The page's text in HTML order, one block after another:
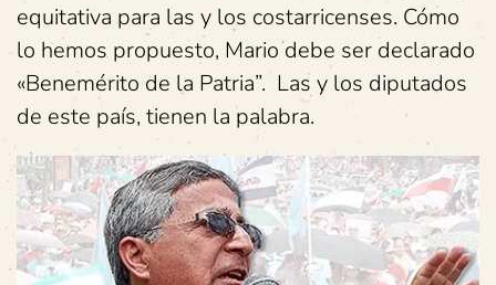
equitativa para las y los costarricenses. Cómo
lo hemos propuesto, Mario debe ser declarado
«Benemérito de la Patria”. Las y los diputados
de este país, tienen la palabra.